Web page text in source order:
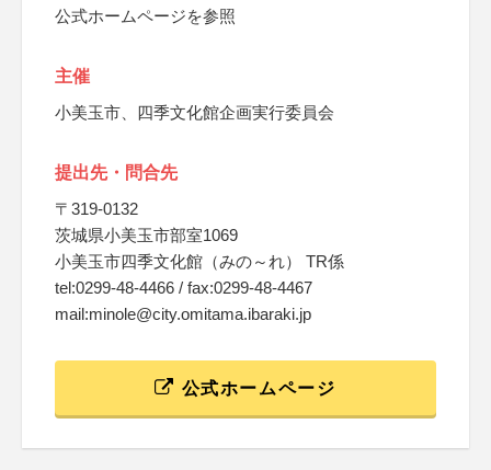
公式ホームページを参照
主催
小美玉市、四季文化館企画実行委員会
提出先・問合先
〒319-0132
茨城県小美玉市部室1069
小美玉市四季文化館（みの～れ） TR係
tel:0299-48-4466 / fax:0299-48-4467
mail:minole@city.omitama.ibaraki.jp
公式ホームページ